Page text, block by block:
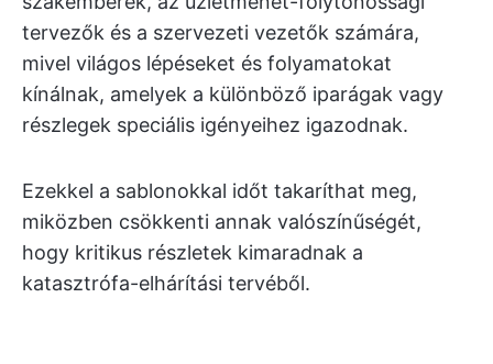
tervezők és a szervezeti vezetők számára,
mivel világos lépéseket és folyamatokat
kínálnak, amelyek a különböző iparágak vagy
részlegek speciális igényeihez igazodnak.
Ezekkel a sablonokkal időt takaríthat meg,
miközben csökkenti annak valószínűségét,
hogy kritikus részletek kimaradnak a
katasztrófa-elhárítási tervéből.